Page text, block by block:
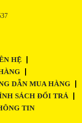
HỆ
DẪN MUA HÀNG
SÁCH ĐỔI TRẢ
TIN